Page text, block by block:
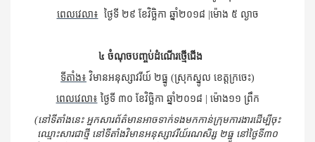
ពេលវេលា៖ ថ្ងៃទី ២៩ ខែវិច្ឆិកា ឆ្នាំ២០១៨ ម៉ោង ៥ ល្ងាច
៤ ចំណុចបញ្ចប់ដំណើរថ្មើជើង
ទីតាំង៖ វិមានអនុស្សាវរីយ៍ ២ធ្នូ (ស្រុកស្នូល ខេត្តក្រចេះ)
ពេលវេលា៖ ថ្ងៃទី ៣០ ខែវិច្ឆិកា ឆ្នាំ២០១៨
ម៉ោង១១ ព្រឹក
(នៅទីតាំងនេះ អ្នកសារព័ត៌មានអាចទាក់ទងមកកាន់ក្រុមការងារដើម្បីចុះ
ឈ្មោះសារជាថ្មី នៅទីតាំងវិមានអនុស្សាវរីយ៍រណសិរ្ស ២ធ្នូ នៅថ្ងៃទី៣០